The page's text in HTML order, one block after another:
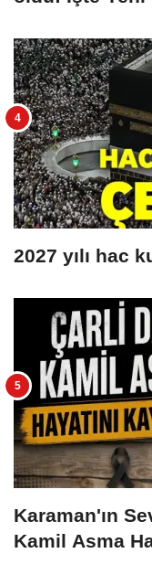
2027 yılı hac
Karaman'ın
Kamil Asma